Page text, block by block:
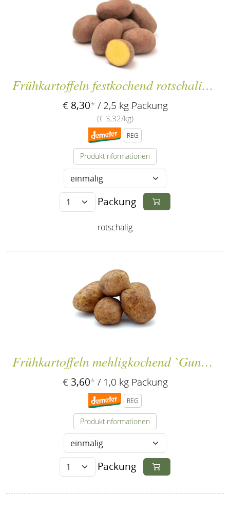
Frühkartoffeln festkochend rotschalig `Laura´
€ 8,30*/ 2,5 kg Packung
(€ 3,32/kg)
REG
Produktinformationen
Packung
rotschalig
Frühkartoffeln mehligkochend `Gunda´
€ 3,60*/ 1,0 kg Packung
REG
Produktinformationen
Packung